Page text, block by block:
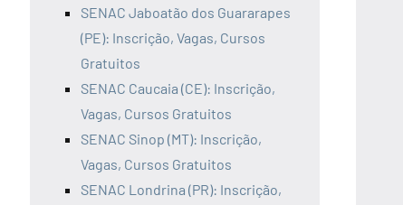
SENAC Jaboatão dos Guararapes
(PE): Inscrição, Vagas, Cursos
Gratuitos
SENAC Caucaia (CE): Inscrição,
Vagas, Cursos Gratuitos
SENAC Sinop (MT): Inscrição,
Vagas, Cursos Gratuitos
SENAC Londrina (PR): Inscrição,